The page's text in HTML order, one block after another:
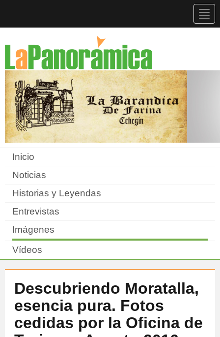
Inicio
Noticias
Historias y Leyendas
Entrevistas
Imágenes
Vídeos
Descubriendo Moratalla,
esencia pura. Fotos
cedidas por la Oficina de